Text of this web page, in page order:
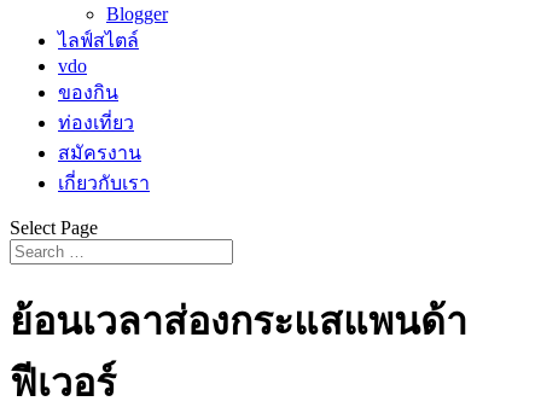
Blogger
ไลฟ์สไตล์
vdo
ของกิน
ท่องเที่ยว
สมัครงาน
เกี่ยวกับเรา
Select Page
ย้อนเวลาส่องกระแสแพนด้า
ฟีเวอร์